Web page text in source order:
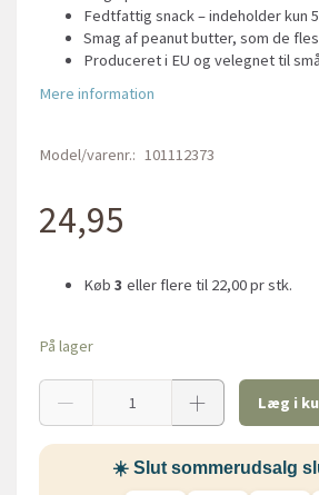
Fedtfattig snack – indeholder kun
Smag af peanut butter, som de
Produceret i EU og velegnet til
Mere information
Model/varenr.: 101112373
24,95
Køb 3 eller flere til 22,00pr stk.
På lager
Læg i
☀️ Slut sommerudsalg